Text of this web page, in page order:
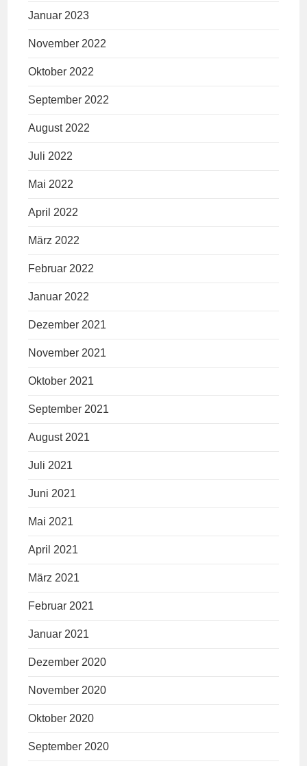
Januar 2023
November 2022
Oktober 2022
September 2022
August 2022
Juli 2022
Mai 2022
April 2022
März 2022
Februar 2022
Januar 2022
Dezember 2021
November 2021
Oktober 2021
September 2021
August 2021
Juli 2021
Juni 2021
Mai 2021
April 2021
März 2021
Februar 2021
Januar 2021
Dezember 2020
November 2020
Oktober 2020
September 2020